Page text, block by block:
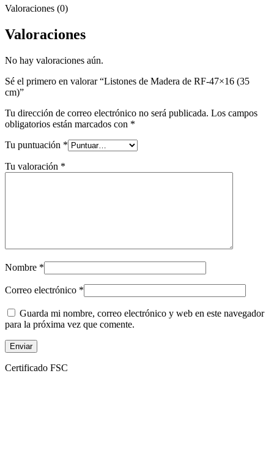
Valoraciones (0)
Valoraciones
No hay valoraciones aún.
Sé el primero en valorar “Listones de Madera de RF-47×16 (35
cm)”
Tu dirección de correo electrónico no será publicada. Los campos
obligatorios están marcados con *
Tu puntuación *
Tu valoración *
Nombre *
Correo electrónico *
Guarda mi nombre, correo electrónico y web en este navegador
para la próxima vez que comente.
Certificado FSC